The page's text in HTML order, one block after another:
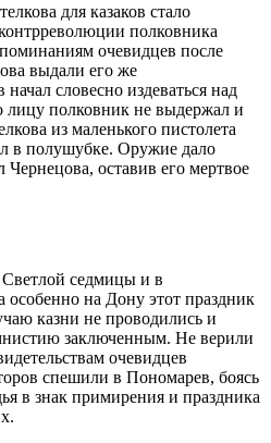
для казаков стало
полковника
очевидцев после
выдали его же
словесно издеваться над
лицу полковник не выдержал и
из маленького пистолета
в полушубке. Оружие дало
Чернецова, оставив его мертвое
седмицы и в
на Дону этот праздник
казни не проводились и
заключенным. Не верили
очевидцев
спешили в Пономарев, боясь
в знак примирения и праздника